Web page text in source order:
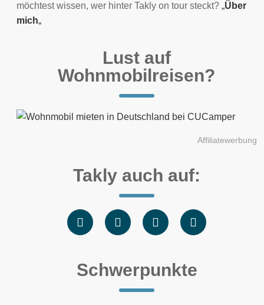
möchtest wissen, wer hinter Takly on tour steckt? „Über
mich„
Lust auf
Wohnmobilreisen?
Affiliatewerbung
Takly auch auf:
Schwerpunkte